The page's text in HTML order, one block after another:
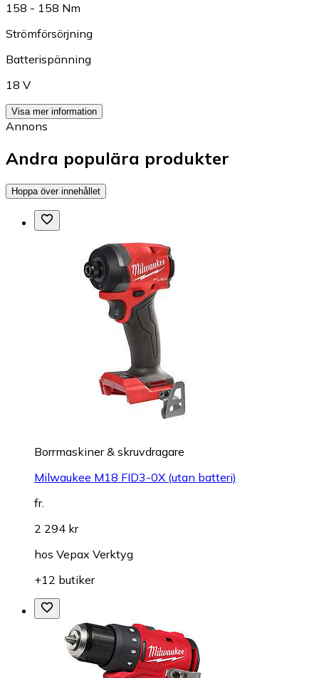
158 - 158 Nm
Strömförsörjning
Batterispänning
18 V
Visa mer information
Annons
Andra populära produkter
Hoppa över innehållet
Borrmaskiner & skruvdragare
Milwaukee M18 FID3-0X (utan batteri)
fr.
2 294 kr
hos Vepax Verktyg
+12 butiker